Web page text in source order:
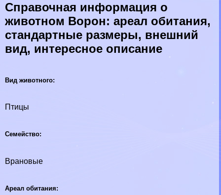
Справочная информация о
животном Ворон: ареал обитания,
стандартные размеры, внешний
вид, интересное описание
Вид животного:
Птицы
Семейство:
Врановые
Ареал обитания: